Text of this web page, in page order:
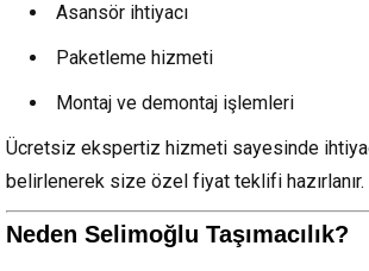
Asansör ihtiyacı
Paketleme hizmeti
Montaj ve demontaj işlemleri
Ücretsiz ekspertiz hizmeti sayesinde
belirlenerek size özel fiyat teklifi hazırlanır.
Neden Selimoğlu Taşımacılık?